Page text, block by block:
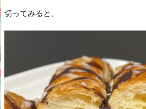
切ってみると、